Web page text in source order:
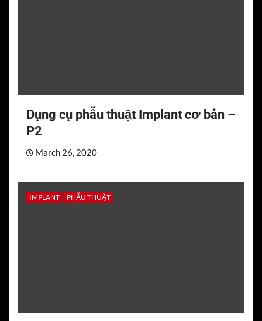
Dụng cụ phẫu thuật Implant cơ bản –
P2
March 26, 2020
IMPLANT PHẪU THUẬT